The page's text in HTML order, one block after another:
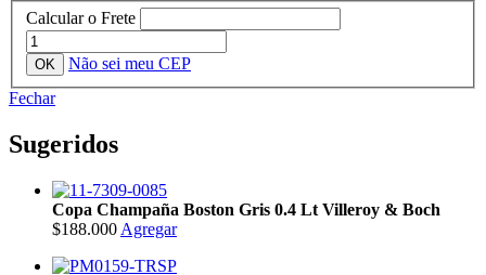
Calcular o Frete
Não sei meu CEP
Fechar
Sugeridos
Copa Champaña Boston Gris 0.4 Lt Villeroy & Boch
$188.000 Agregar